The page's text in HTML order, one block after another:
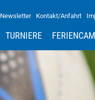
Newsletter Kontakt/Anfahrt
TURNIERE